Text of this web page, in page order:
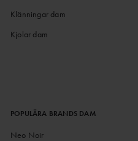
Klänningar dam
Kjolar dam
POPULÄRA BRANDS DAM
Neo Noir